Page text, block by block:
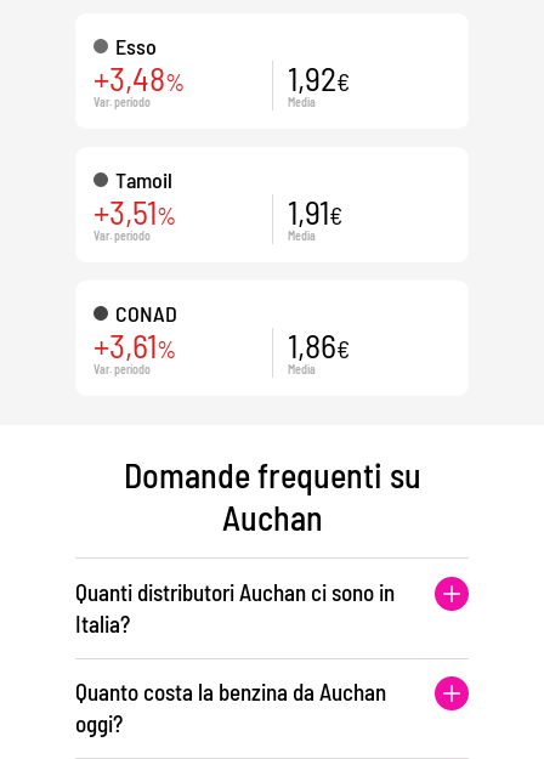
Esso
+3,48%
Var. periodo
1,92€
Media
Tamoil
+3,51%
Var. periodo
1,91€
Media
CONAD
+3,61%
Var. periodo
1,86€
Media
Domande frequenti su
Auchan
Quanti distributori Auchan ci sono in
Italia?
Quanto costa la benzina da Auchan
oggi?